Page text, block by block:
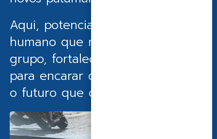
Aqui, potencializamos o capital
humano que move o nosso
grupo, fortalecendo cada líder
para encarar desafios e construir
o futuro que queremos juntos.